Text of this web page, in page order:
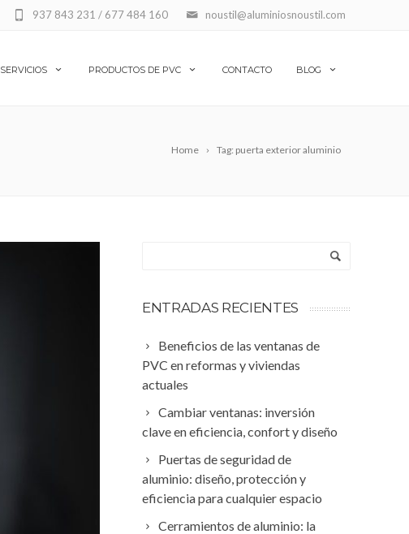
noustil@aluminiosnoustil.com
937 843 231 / 677 484 160
SERVICIOS PRODUCTOS DE PVC CONTACTO BLOG
Home Tag: puerta exterior aluminio
ENTRADAS RECIENTES
Beneficios de las ventanas de
PVC en reformas y viviendas
actuales
Cambiar ventanas: inversión
clave en eficiencia, confort y diseño
Puertas de seguridad de
aluminio: diseño, protección y
eficiencia para cualquier espacio
Cerramientos de aluminio: la